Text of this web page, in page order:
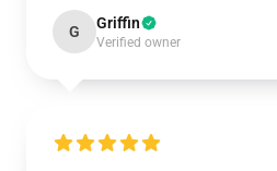
G Griffin
Verified owner